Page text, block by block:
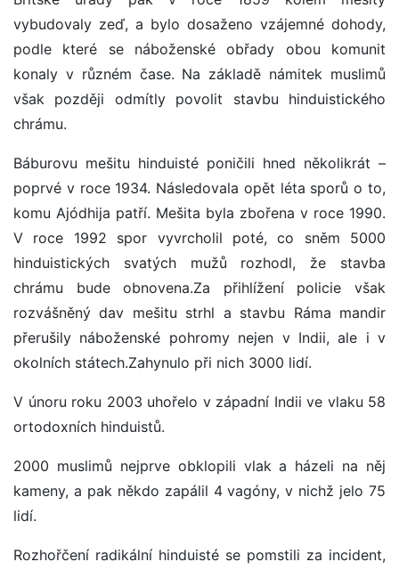
vybudovaly zeď, a bylo dosaženo vzájemné dohody,
podle které se náboženské obřady obou komunit
konaly v různém čase. Na základě námitek muslimů
však později odmítly povolit stavbu hinduistického
chrámu.
Báburovu mešitu hinduisté poničili hned několikrát –
poprvé v roce 1934. Následovala opět léta sporů o to,
komu Ajódhija patří. Mešita byla zbořena v roce 1990.
V roce 1992 spor vyvrcholil poté, co sněm 5000
hinduistických svatých mužů rozhodl, že stavba
chrámu bude obnovena.Za přihlížení policie však
rozvášněný dav mešitu strhl a stavbu Ráma mandir
přerušily náboženské pohromy nejen v Indii, ale i v
okolních státech.Zahynulo při nich 3000 lidí.
V únoru roku 2003 uhořelo v západní Indii ve vlaku 58
ortodoxních hinduistů.
2000 muslimů nejprve obklopili vlak a házeli na něj
kameny, a pak někdo zapálil 4 vagóny, v nichž jelo 75
lidí.
Rozhořčení radikální hinduisté se pomstili za incident,